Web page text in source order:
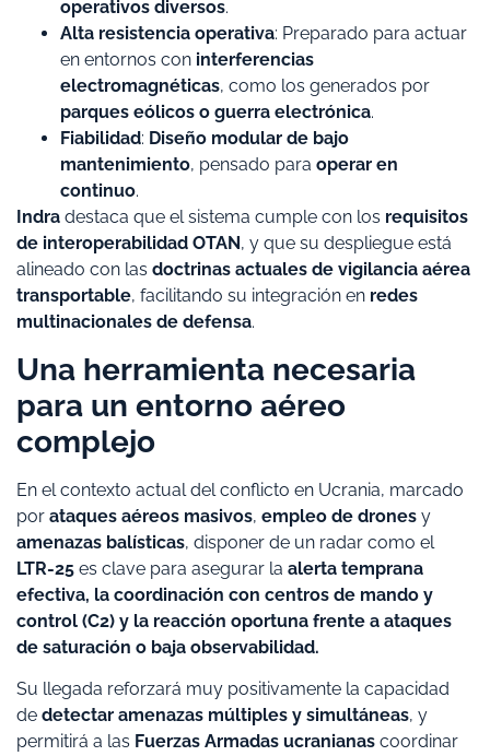
operativos diversos.
Alta resistencia operativa: Preparado para actuar
en entornos con interferencias
electromagnéticas, como los generados por
parques eólicos o guerra electrónica.
Fiabilidad: Diseño modular de bajo
mantenimiento, pensado para operar en
continuo.
Indra destaca que el sistema cumple con los requisitos
de interoperabilidad OTAN , y que su despliegue está
alineado con las doctrinas actuales de vigilancia aérea
transportable, facilitando su integración en redes
multinacionales de defensa.
Una herramienta necesaria
para un entorno aéreo
complejo
En el contexto actual del conflicto en Ucrania, marcado
por ataques aéreos masivos, empleo de drones y
amenazas balísticas, disponer de un radar como el
LTR-25 es clave para asegurar la alerta temprana
efectiva, la coordinación con centros de mando y
control (C2) y la reacción oportuna frente a ataques
de saturación o baja observabilidad.
Su llegada reforzará muy positivamente la capacidad
de detectar amenazas múltiples y simultáneas, y
permitirá a las Fuerzas Armadas ucranianas coordinar